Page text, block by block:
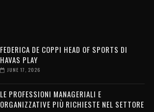
FEDERICA DE COPPI HEAD OF SPORTS DI
HAVAS PLAY
JUNE 17, 2026
LE PROFESSIONI MANAGERIALI E
ORGANIZZATIVE PIÙ RICHIESTE NEL SETTORE